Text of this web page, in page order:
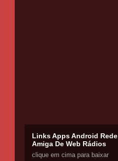
Links Apps Android Rede
Amiga De Web Rádios
clique em cima para baixar